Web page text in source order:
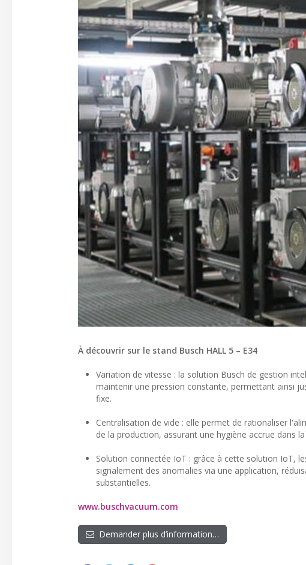
À découvrir sur le stand Busch HALL 5 – E34
Variation de vitesse : la solution Busch de gestion
maintenir une pression constante, permettant ainsi
fixe.
Centralisation de vide : elle permet de rationaliser
de la production, assurant une hygiène accrue dans
Solution connectée IoT : grâce à cette solution IoT,
signalement des anomalies via une application,
substantielles.
www.buschvacuum.com
Demander plus d’information…